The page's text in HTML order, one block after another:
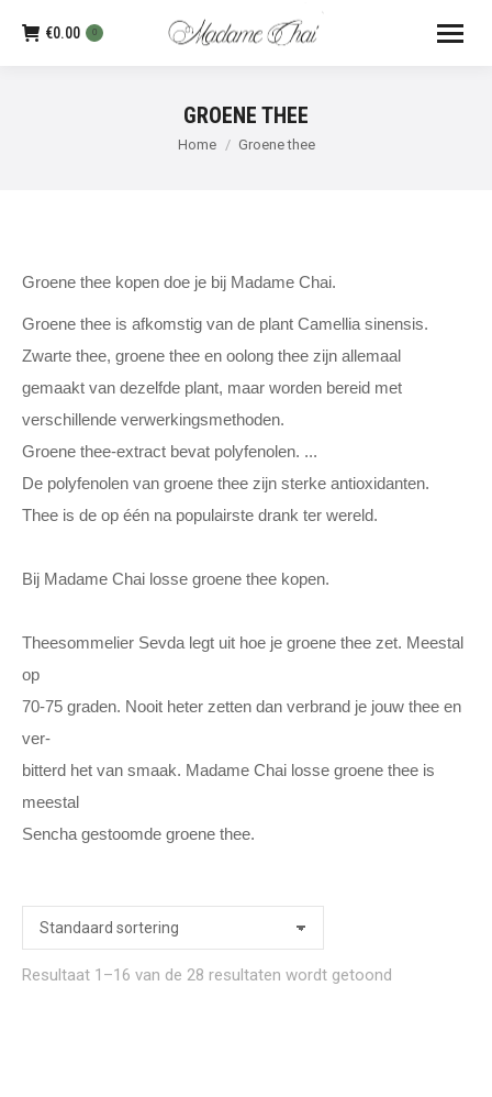
€0.00 0
GROENE THEE
Je bent hier:
Home Groene thee
Groene thee kopen doe je bij Madame Chai.
Groene thee is afkomstig van de plant Camellia sinensis.
Zwarte thee, groene thee en oolong thee zijn allemaal
gemaakt van dezelfde plant, maar worden bereid met
verschillende verwerkingsmethoden.
Groene thee-extract bevat polyfenolen. ...
De polyfenolen van groene thee zijn sterke antioxidanten.
Thee is de op één na populairste drank ter wereld.
Bij Madame Chai losse groene thee kopen.
Theesommelier Sevda legt uit hoe je groene thee zet. Meestal
op
70-75 graden. Nooit heter zetten dan verbrand je jouw thee en
ver-
bitterd het van smaak. Madame Chai losse groene thee is
meestal
Sencha gestoomde groene thee.
Resultaat 1–16 van de 28 resultaten wordt getoond